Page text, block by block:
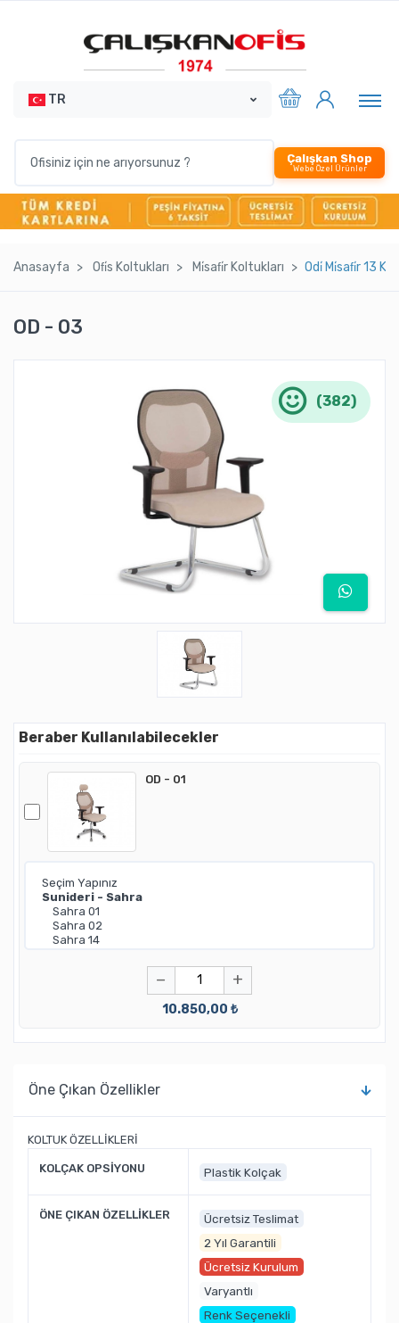
TR
Çalışkan Shop
Webe Özel Ürünler
Anasayfa Ofi̇s Koltukları Mi̇safi̇r Koltukları Odi̇ Mi̇safi̇r 13 K
OD - 03
(382)
Beraber Kullanılabilecekler
OD - 01
− +
10.850,00 ₺
Öne Çıkan Özellikler
KOLTUK ÖZELLİKLERİ
KOLÇAK OPSİYONU Plastik Kolçak
ÖNE ÇIKAN ÖZELLİKLER
Ücretsiz Teslimat
2 Yıl Garantili
Ücretsiz Kurulum
Varyantlı
Renk Seçenekli